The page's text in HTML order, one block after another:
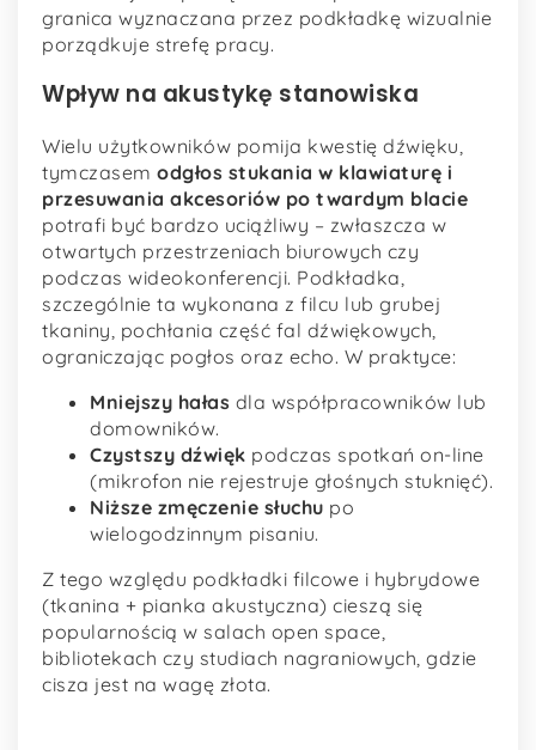
granica wyznaczana przez podkładkę wizualnie
porządkuje strefę pracy.
Wpływ na akustykę stanowiska
Wielu użytkowników pomija kwestię dźwięku,
tymczasem odgłos stukania w klawiaturę i
przesuwania akcesoriów po twardym blacie
potrafi być bardzo uciążliwy – zwłaszcza w
otwartych przestrzeniach biurowych czy
podczas wideokonferencji. Podkładka,
szczególnie ta wykonana z filcu lub grubej
tkaniny, pochłania część fal dźwiękowych,
ograniczając pogłos oraz echo. W praktyce:
Mniejszy hałas dla współpracowników lub
domowników.
Czystszy dźwięk podczas spotkań on-line
(mikrofon nie rejestruje głośnych stuknięć).
Niższe zmęczenie słuchu po
wielogodzinnym pisaniu.
Z tego względu podkładki filcowe i hybrydowe
(tkanina + pianka akustyczna) cieszą się
popularnością w salach open space,
bibliotekach czy studiach nagraniowych, gdzie
cisza jest na wagę złota.